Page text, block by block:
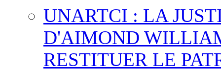
UNARTCI : LA
D'AIMOND
RESTITUER LE